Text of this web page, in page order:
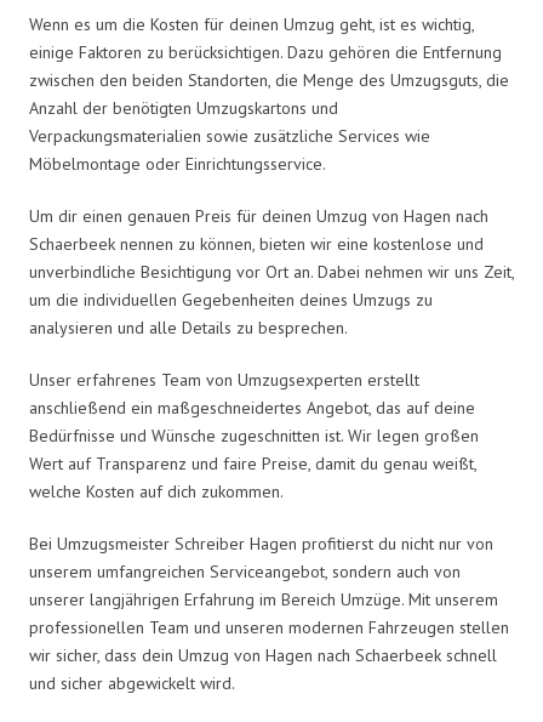
Wenn es um die Kosten für deinen Umzug geht, ist es wichtig,
einige Faktoren zu berücksichtigen. Dazu gehören die Entfernung
zwischen den beiden Standorten, die Menge des Umzugsguts, die
Anzahl der benötigten Umzugskartons und
Verpackungsmaterialien sowie zusätzliche Services wie
Möbelmontage oder Einrichtungsservice.
Um dir einen genauen Preis für deinen Umzug von Hagen nach
Schaerbeek nennen zu können, bieten wir eine kostenlose und
unverbindliche Besichtigung vor Ort an. Dabei nehmen wir uns Zeit,
um die individuellen Gegebenheiten deines Umzugs zu
analysieren und alle Details zu besprechen.
Unser erfahrenes Team von Umzugsexperten erstellt
anschließend ein maßgeschneidertes Angebot, das auf deine
Bedürfnisse und Wünsche zugeschnitten ist. Wir legen großen
Wert auf Transparenz und faire Preise, damit du genau weißt,
welche Kosten auf dich zukommen.
Bei Umzugsmeister Schreiber Hagen profitierst du nicht nur von
unserem umfangreichen Serviceangebot, sondern auch von
unserer langjährigen Erfahrung im Bereich Umzüge. Mit unserem
professionellen Team und unseren modernen Fahrzeugen stellen
wir sicher, dass dein Umzug von Hagen nach Schaerbeek schnell
und sicher abgewickelt wird.